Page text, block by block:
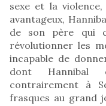
sexe et la
avantageux,
de son père qui
révolutionner les
incapable de
dont Hannibal
contrairement à
frasques au grand